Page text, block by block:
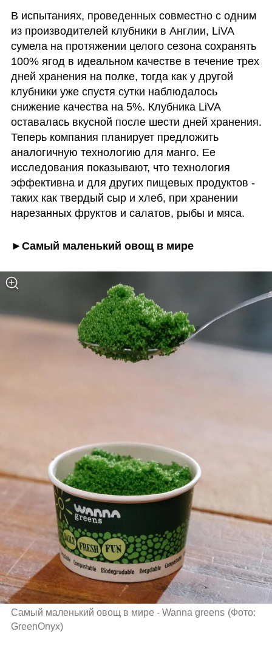
В испытаниях, проведенных совместно с одним
из производителей клубники в Англии, LiVA
сумела на протяжении целого сезона сохранять
100% ягод в идеальном качестве в течение трех
дней хранения на полке, тогда как у другой
клубники уже спустя сутки наблюдалось
снижение качества на 5%. Клубника LiVA
оставалась вкусной после шести дней хранения.
Теперь компания планирует предложить
аналогичную технологию для манго. Ее
исследования показывают, что технология
эффективна и для других пищевых продуктов -
таких как твердый сыр и хлеб, при хранении
нарезанных фруктов и салатов, рыбы и мяса.
►Самый маленький овощ в мире
Самый маленький овощ в мире - Wanna greens (Фото:
GreenOnyx)